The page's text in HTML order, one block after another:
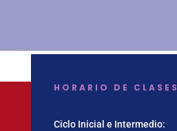
HORARIO DE CLASES
Ciclo Inicial e Intermedio: